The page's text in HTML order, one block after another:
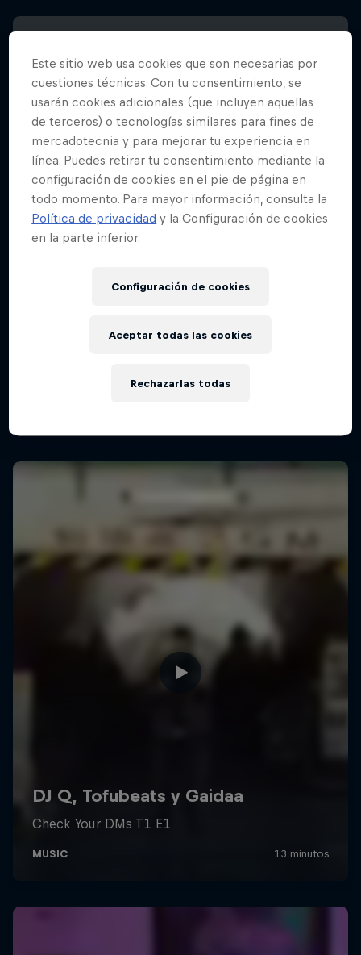
Este sitio web usa cookies que son necesarias por
cuestiones técnicas. Con tu consentimiento, se
usarán cookies adicionales (que incluyen aquellas
de terceros) o tecnologías similares para fines de
mercadotecnia y para mejorar tu experiencia en
línea. Puedes retirar tu consentimiento mediante la
configuración de cookies en el pie de página en
todo momento. Para mayor información, consulta la
Política de privacidad y la Configuración de cookies
en la parte inferior.
Configuración de cookies
Rechazarlas todas
Aceptar todas las cookies